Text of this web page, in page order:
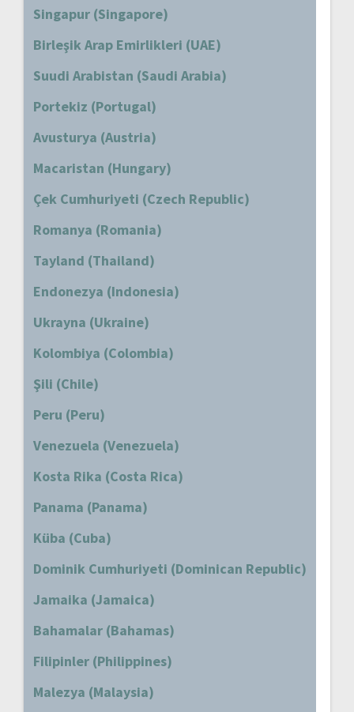
Singapur (Singapore)
Birleşik Arap Emirlikleri (UAE)
Suudi Arabistan (Saudi Arabia)
Portekiz (Portugal)
Avusturya (Austria)
Macaristan (Hungary)
Çek Cumhuriyeti (Czech Republic)
Romanya (Romania)
Tayland (Thailand)
Endonezya (Indonesia)
Ukrayna (Ukraine)
Kolombiya (Colombia)
Şili (Chile)
Peru (Peru)
Venezuela (Venezuela)
Kosta Rika (Costa Rica)
Panama (Panama)
Küba (Cuba)
Dominik Cumhuriyeti (Dominican Republic)
Jamaika (Jamaica)
Bahamalar (Bahamas)
Filipinler (Philippines)
Malezya (Malaysia)